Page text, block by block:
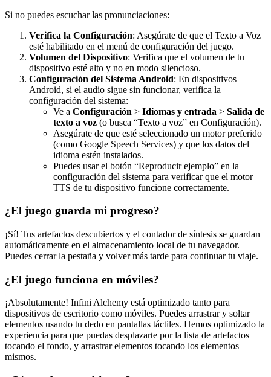
Si no puedes escuchar las pronunciaciones:
Verifica la Configuración: Asegúrate de que el Texto a Voz
esté habilitado en el menú de configuración del juego.
Volumen del Dispositivo: Verifica que el volumen de tu
dispositivo esté alto y no en modo silencioso.
Configuración del Sistema Android: En dispositivos
Android, si el audio sigue sin funcionar, verifica la
configuración del sistema:
Ve a Configuración > Idiomas y entrada > Salida de
texto a voz (o busca “Texto a voz” en Configuración).
Asegúrate de que esté seleccionado un motor preferido
(como Google Speech Services) y que los datos del
idioma estén instalados.
Puedes usar el botón “Reproducir ejemplo” en la
configuración del sistema para verificar que el motor
TTS de tu dispositivo funcione correctamente.
¿El juego guarda mi progreso?
¡Sí! Tus artefactos descubiertos y el contador de síntesis se guardan
automáticamente en el almacenamiento local de tu navegador.
Puedes cerrar la pestaña y volver más tarde para continuar tu viaje.
¿El juego funciona en móviles?
¡Absolutamente! Infini Alchemy está optimizado tanto para
dispositivos de escritorio como móviles. Puedes arrastrar y soltar
elementos usando tu dedo en pantallas táctiles. Hemos optimizado la
experiencia para que puedas desplazarte por la lista de artefactos
tocando el fondo, y arrastrar elementos tocando los elementos
mismos.